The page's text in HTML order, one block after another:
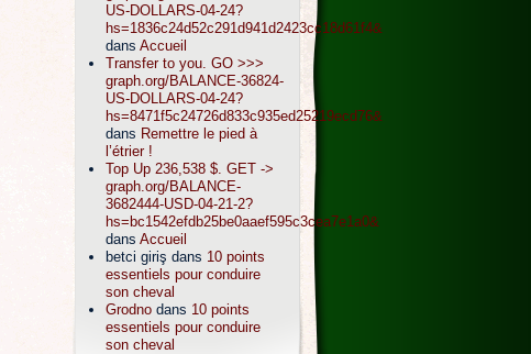
US-DOLLARS-04-24?
hs=1836c24d52c291d941d2423cc18d61f4&
dans Accueil
Transfer to you. GO >>>
graph.org/BALANCE-36824-
US-DOLLARS-04-24?
hs=8471f5c24726d833c935ed25219ecd76&
dans Remettre le pied à
l’étrier !
Top Up 236,538 $. GET ->
graph.org/BALANCE-
3682444-USD-04-21-2?
hs=bc1542efdb25be0aaef595c3cea7e1a0&
dans Accueil
betci giriş dans 10 points
essentiels pour conduire
son cheval
Grodno dans 10 points
essentiels pour conduire
son cheval